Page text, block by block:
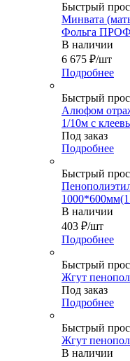
Быстрый
Минвата
Фольга ПРОФ
В наличии
6 675 ₽/шт
Подробнее
Быстрый
Алюфом
1/10м с
Под заказ
Подробнее
Быстрый
В наличии
403 ₽/шт
Подробнее
Быстрый
Жгут
Под заказ
Подробнее
Быстрый
Жгут
В наличии